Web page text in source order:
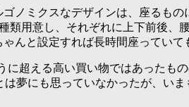
ノミクスなデザインは、座るも
用意し、それぞれに上下前後
んと設定すれば長時間座っていて
超える高い買い物ではあったも
夢にも思っていなかったが、い